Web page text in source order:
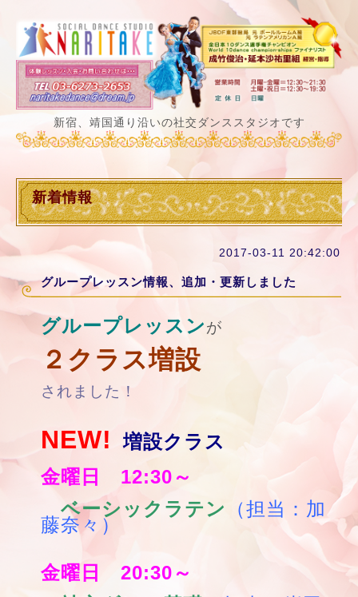
新宿、靖国通り沿いの社交ダンススタジオです
新着情報
2017-03-11 20:42:00
グループレッスン情報、追加・更新しました
グループレッスンが
２クラス増設
されました！
NEW!
増設クラス
金曜日 12:30～
ベーシックラテン
（担当：加
藤奈々）
金曜日 20:30～